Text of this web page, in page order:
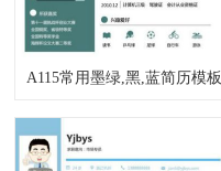
A115常用墨绿,黑,蓝简历模板